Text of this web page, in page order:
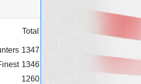
Total
1347
1346
1260